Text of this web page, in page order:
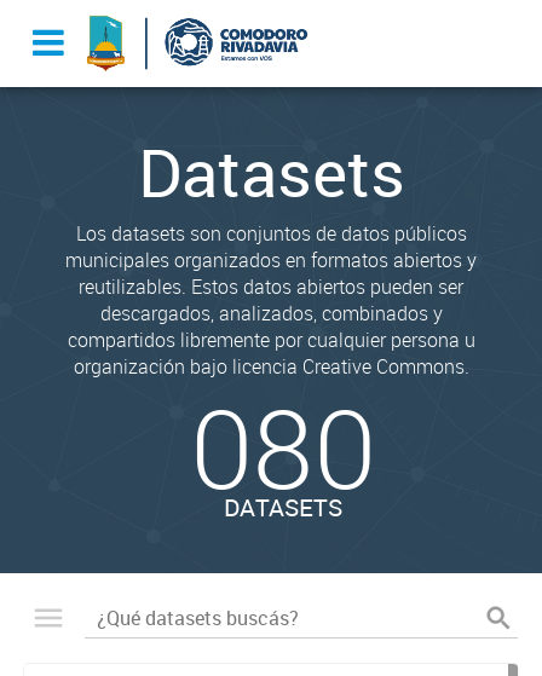
Datasets
Los datasets son conjuntos de datos públicos
municipales organizados en formatos abiertos y
reutilizables. Estos datos abiertos pueden ser
descargados, analizados, combinados y
compartidos libremente por cualquier persona u
organización bajo licencia Creative Commons.
080
DATASETS